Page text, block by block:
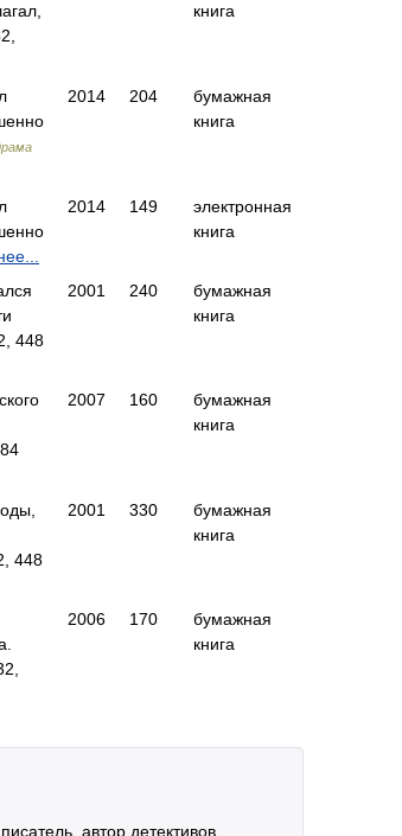
книга
2014 204
бумажная
книга
2014 149
электронная
книга
448
2001 240
бумажная
книга
2007 160
бумажная
книга
448
2001 330
бумажная
книга
2006 170
бумажная
книга
автор детективов,